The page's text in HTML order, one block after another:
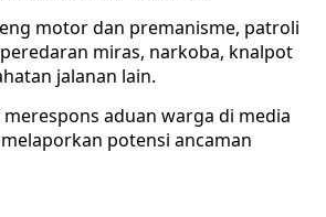
motor dan premanisme, patroli
miras, narkoba, knalpot
jalanan lain.
aduan warga di media
potensi ancaman